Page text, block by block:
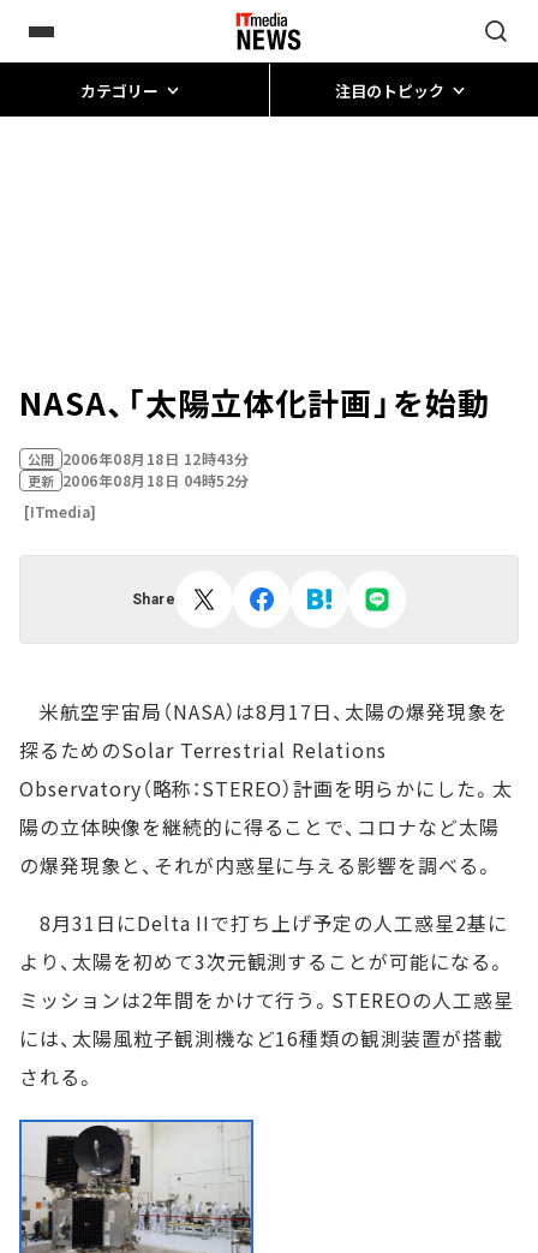
カテゴリー 注目のトピック
NASA、「太陽立体化計画」を始動
公開 2006年08月18日 12時43分
更新 2006年08月18日 04時52分
[ITmedia]
Share
米航空宇宙局（NASA）は8月17日、太陽の爆発現象を
探るためのSolar Terrestrial Relations
Observatory（略称：STEREO）計画を明らかにした。太
陽の立体映像を継続的に得ることで、コロナなど太陽
の爆発現象と、それが内惑星に与える影響を調べる。
8月31日にDelta IIで打ち上げ予定の人工惑星2基に
より、太陽を初めて3次元観測することが可能になる。
ミッションは2年間をかけて行う。STEREOの人工惑星
には、太陽風粒子観測機など16種類の観測装置が搭載
される。